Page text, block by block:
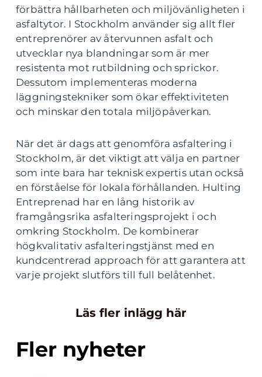
förbättra hållbarheten och miljövänligheten i
asfaltytor. I Stockholm använder sig allt fler
entreprenörer av återvunnen asfalt och
utvecklar nya blandningar som är mer
resistenta mot rutbildning och sprickor.
Dessutom implementeras moderna
läggningstekniker som ökar effektiviteten
och minskar den totala miljöpåverkan.
När det är dags att genomföra asfaltering i
Stockholm, är det viktigt att välja en partner
som inte bara har teknisk expertis utan också
en förståelse för lokala förhållanden. Hulting
Entreprenad har en lång historik av
framgångsrika asfalteringsprojekt i och
omkring Stockholm. De kombinerar
högkvalitativ asfalteringstjänst med en
kundcentrerad approach för att garantera att
varje projekt slutförs till full belåtenhet.
Läs fler inlägg här
Fler nyheter